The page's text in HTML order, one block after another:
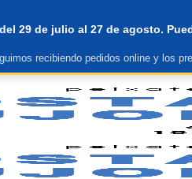
29 de julio al 27 de agosto.
recibiendo pedidos online y los